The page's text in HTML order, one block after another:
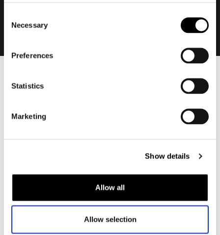
Selection
Necessary
Preferences
Statistics
Marketing
Show details
Allow all
Allow selection
Motorbroek heren